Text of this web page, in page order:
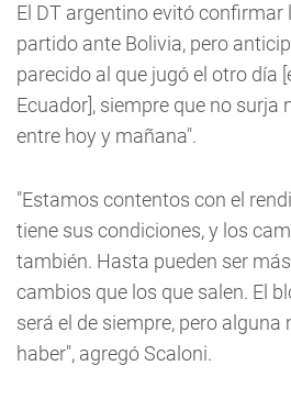
El DT argentino evitó confirmar
partido ante Bolivia, pero
parecido al que jugó el otro día
Ecuador], siempre que no
entre hoy y mañana".
"Estamos contentos con el
tiene sus condiciones, y los
también. Hasta pueden ser
cambios que los que salen. El
será el de siempre, pero
haber", agregó Scaloni.